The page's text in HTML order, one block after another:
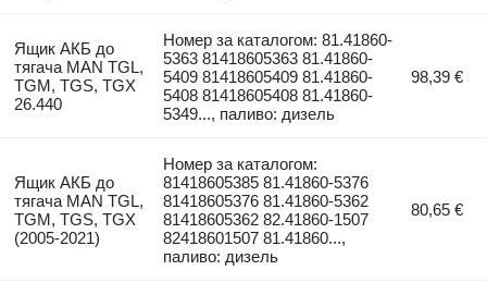
Ящик АКБ до
тягача MAN TGL,
TGM, TGS, TGX
26.440
Номер за каталогом: 81.41860-
5363 81418605363 81.41860-
5409 81418605409 81.41860-
5408 81418605408 81.41860-
5349..., паливо: дизель
98,39 €
Ящик АКБ до
тягача MAN TGL,
TGM, TGS, TGX
(2005-2021)
Номер за каталогом:
81418605385 81.41860-5376
81418605376 81.41860-5362
81418605362 82.41860-1507
82418601507 81.41860...,
паливо: дизель
80,65 €